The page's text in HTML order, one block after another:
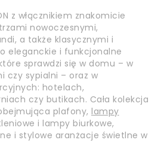
z włącznikiem znakomicie
nowoczesnymi,
a także klasycznymi i
eleganckie i funkcjonalne
sprawdzi się w domu – w
czy sypialni – oraz w
hotelach,
czy butikach. Cała kolekcja
plafony, lampy
i lampy biurkowe,
i stylowe aranżacje świetlne w